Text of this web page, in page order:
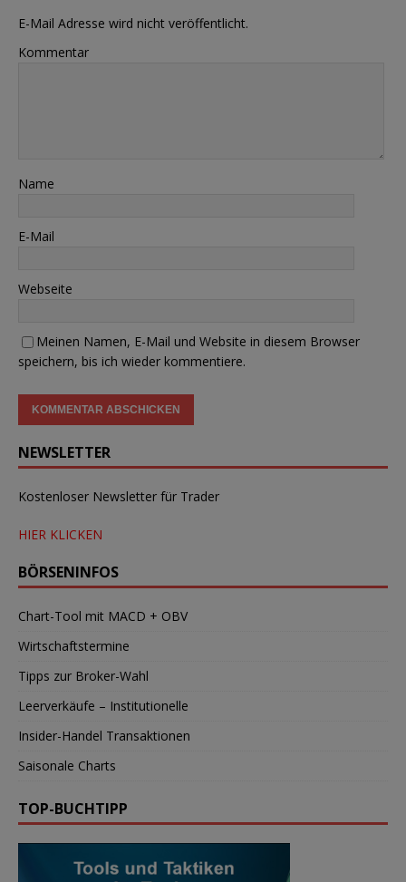
E-Mail Adresse wird nicht veröffentlicht.
Kommentar
Name
E-Mail
Webseite
Meinen Namen, E-Mail und Website in diesem Browser
speichern, bis ich wieder kommentiere.
NEWSLETTER
Kostenloser Newsletter für Trader
HIER KLICKEN
BÖRSENINFOS
Chart-Tool mit MACD + OBV
Wirtschaftstermine
Tipps zur Broker-Wahl
Leerverkäufe – Institutionelle
Insider-Handel Transaktionen
Saisonale Charts
TOP-BUCHTIPP